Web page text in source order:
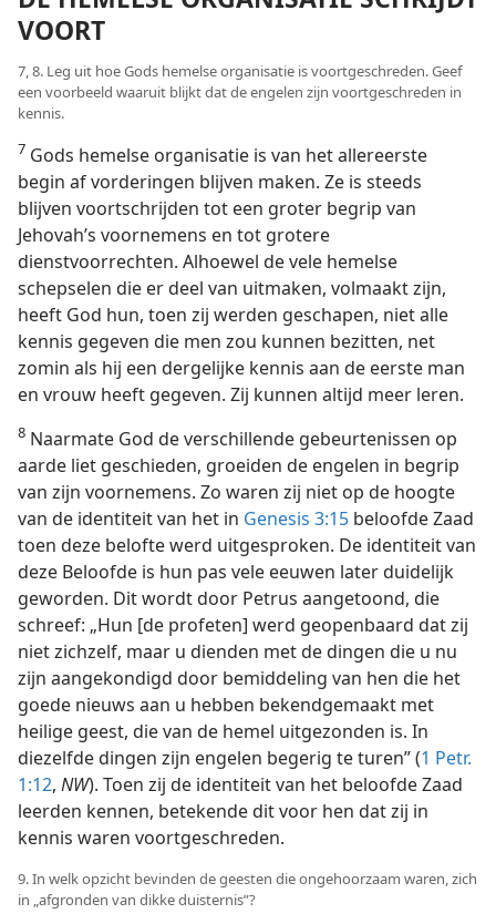
VOORT
7, 8. Leg uit hoe Gods hemelse organisatie is voortgeschreden. Geef
een voorbeeld waaruit blijkt dat de engelen zijn voortgeschreden in
kennis.
7 Gods hemelse organisatie is van het allereerste
begin af vorderingen blijven maken. Ze is steeds
blijven voortschrijden tot een groter begrip van
Jehovah’s voornemens en tot grotere
dienstvoorrechten. Alhoewel de vele hemelse
schepselen die er deel van uitmaken, volmaakt zijn,
heeft God hun, toen zij werden geschapen, niet alle
kennis gegeven die men zou kunnen bezitten, net
zomin als hij een dergelijke kennis aan de eerste man
en vrouw heeft gegeven. Zij kunnen altijd meer leren.
8 Naarmate God de verschillende gebeurtenissen op
aarde liet geschieden, groeiden de engelen in begrip
van zijn voornemens. Zo waren zij niet op de hoogte
van de identiteit van het in Genesis 3:15 beloofde Zaad
toen deze belofte werd uitgesproken. De identiteit van
deze Beloofde is hun pas vele eeuwen later duidelijk
geworden. Dit wordt door Petrus aangetoond, die
schreef: „Hun [de profeten] werd geopenbaard dat zij
niet zichzelf, maar u dienden met de dingen die u nu
zijn aangekondigd door bemiddeling van hen die het
goede nieuws aan u hebben bekendgemaakt met
heilige geest, die van de hemel uitgezonden is. In
diezelfde dingen zijn engelen begerig te turen” (1 Petr.
1:12, NW). Toen zij de identiteit van het beloofde Zaad
leerden kennen, betekende dit voor hen dat zij in
kennis waren voortgeschreden.
9. In welk opzicht bevinden de geesten die ongehoorzaam waren, zich
in „afgronden van dikke duisternis”?